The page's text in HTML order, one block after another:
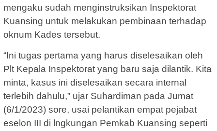
mengaku sudah menginstruksikan Inspektorat
Kuansing untuk melakukan pembinaan terhadap
oknum Kades tersebut.
“Ini tugas pertama yang harus diselesaikan oleh
Plt Kepala Inspektorat yang baru saja dilantik. Kita
minta, kasus ini diselesaikan secara internal
terlebih dahulu,” ujar Suhardiman pada Jumat
(6/1/2023) sore, usai pelantikan empat pejabat
eselon III di lngkungan Pemkab Kuansing seperti